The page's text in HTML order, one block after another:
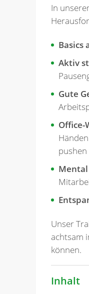
In
Basics
Aktiv
Gute
Office-
Unser
achtsam
können.
Inhalt